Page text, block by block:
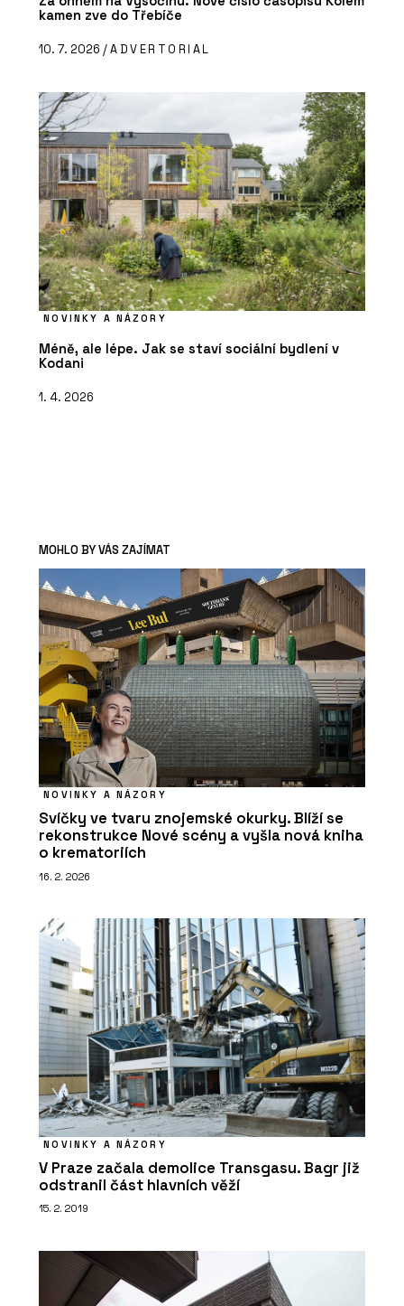
kamen zve do Třebíče
10. 7. 2026 /ADVERTORIAL
NOVINKY A NÁZORY
Méně, ale lépe. Jak se staví sociální bydlení v
Kodani
1. 4. 2026
MOHLO BY VÁS ZAJÍMAT
NOVINKY A NÁZORY
Svíčky ve tvaru znojemské okurky. Blíží se
rekonstrukce Nové scény a vyšla nová kniha
o krematoriích
16. 2. 2026
NOVINKY A NÁZORY
V Praze začala demolice Transgasu. Bagr již
odstranil část hlavních věží
15. 2. 2019